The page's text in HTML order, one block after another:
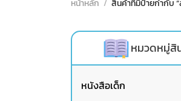
หน้าหลัก / สินค้าที่มีป้ายกำกับ
หมวดหมู่สิ
หนังสือเด็ก